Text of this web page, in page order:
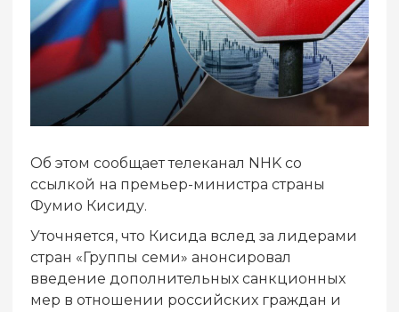
Об этом сообщает телеканал NHK со
ссылкой на премьер-министра страны
Фумио Кисиду.
Уточняется, что Кисида вслед за лидерами
стран «Группы семи» анонсировал
введение дополнительных санкционных
мер в отношении российских граждан и